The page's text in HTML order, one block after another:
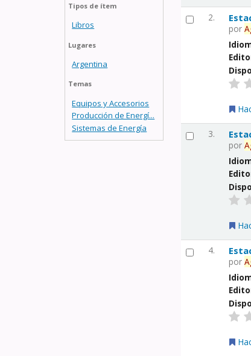
Tipos de ítem
Libros
Lugares
Argentina
Temas
Equipos y Accesorios
Producción de Energí...
Sistemas de Energía
2.
por
3.
por
4.
por